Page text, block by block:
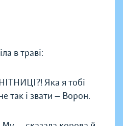
в траві:
Яка я тобі
так і звати — Ворон.